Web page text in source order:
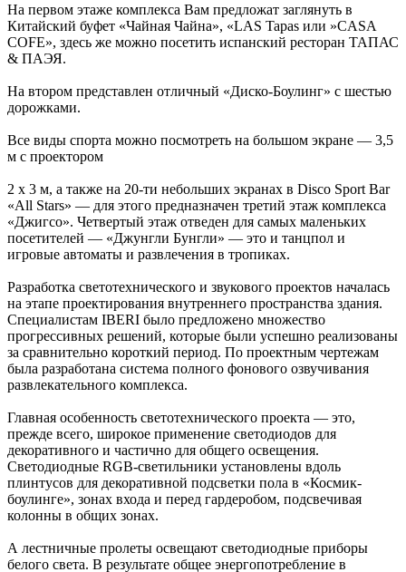
На первом этаже комплекса Вам предложат заглянуть в
Китайский буфет «Чайная Чайна», «LAS Tapas или »СASA
COFE», здесь же можно посетить испанский ресторан ТАПАС
& ПАЭЯ.
На втором представлен отличный «Диско-Боулинг» с шестью
дорожками.
Все виды спорта можно посмотреть на большом экране — 3,5
м с проектором
2 х 3 м, а также на 20-ти небольших экранах в Disco Sport Bar
«All Stars» — для этого предназначен третий этаж комплекса
«Джигсо». Четвертый этаж отведен для самых маленьких
посетителей — «Джунгли Бунгли» — это и танцпол и
игровые автоматы и развлечения в тропиках.
Разработка светотехнического и звукового проектов началась
на этапе проектирования внутреннего пространства здания.
Специалистам IBERI было предложено множество
прогрессивных решений, которые были успешно реализованы
за сравнительно короткий период. По проектным чертежам
была разработана система полного фонового озвучивания
развлекательного комплекса.
Главная особенность светотехнического проекта — это,
прежде всего, широкое применение светодиодов для
декоративного и частично для общего освещения.
Светодиодные RGB-светильники установлены вдоль
плинтусов для декоративной подсветки пола в «Космик-
боулинге», зонах входа и перед гардеробом, подсвечивая
колонны в общих зонах.
А лестничные пролеты освещают светодиодные приборы
белого света. В результате общее энергопотребление в